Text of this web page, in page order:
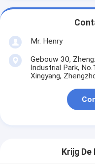
Mr. Henry
Gebouw 30,
Industrial Park,
Xingyang,
Krijg